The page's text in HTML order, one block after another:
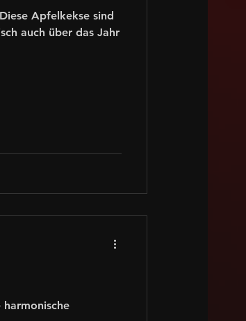
Apfelkekse sind
auch über das Jahr